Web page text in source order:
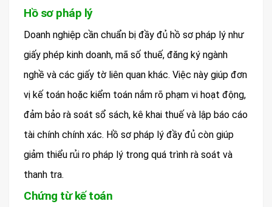
Hồ sơ pháp lý
Doanh nghiệp cần chuẩn bị đầy đủ hồ sơ pháp lý như
giấy phép kinh doanh, mã số thuế, đăng ký ngành
nghề và các giấy tờ liên quan khác. Việc này giúp đơn
vị kế toán hoặc kiểm toán nắm rõ phạm vi hoạt động,
đảm bảo rà soát sổ sách, kê khai thuế và lập báo cáo
tài chính chính xác. Hồ sơ pháp lý đầy đủ còn giúp
giảm thiểu rủi ro pháp lý trong quá trình rà soát và
thanh tra.
Chứng từ kế toán